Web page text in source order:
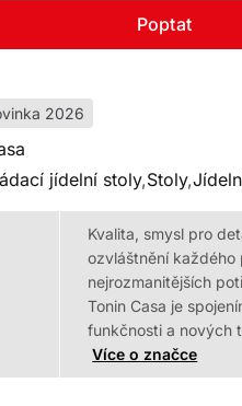
Poptat
2026
jídelní stoly,Stoly,
Kvalita, smysl pro
ozvláštnění každého
nejrozmanitějších
Tonin Casa je
funkčnosti a nových
Více o značce